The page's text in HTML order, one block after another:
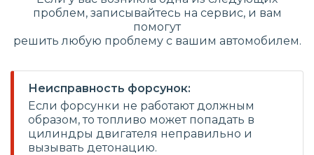
проблем, записывайтесь на сервис, и вам
помогут
решить любую проблему с вашим автомобилем.
Неисправность форсунок:
Если форсунки не работают должным
образом, то топливо может попадать в
цилиндры двигателя неправильно и
вызывать детонацию.